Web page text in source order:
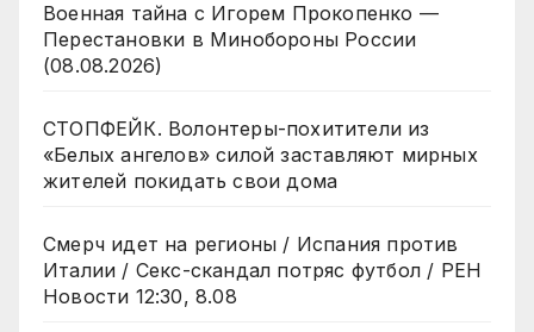
Военная тайна с Игорем Прокопенко —
Перестановки в Минобороны России
(08.08.2026)
СТОПФЕЙК. Волонтеры-похитители из
«Белых ангелов» силой заставляют мирных
жителей покидать свои дома
Смерч идет на регионы / Испания против
Италии / Секс-скандал потряс футбол / РЕН
Новости 12:30, 8.08